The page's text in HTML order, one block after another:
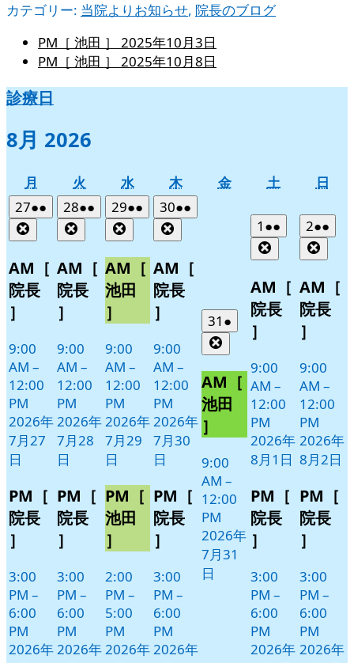
カテゴリー: 当院よりお知らせ, 院長のブログ
PM［ 池田 ］ 2025年10月3日
PM［ 池田 ］ 2025年10月8日
診療日
8月 2026
月
曜
日
火
曜
日
水水
曜
日
木木
曜
日
金金
土土
日
日
日
272026
年
7
月
27
日
●●
件
の
イ
ベ
ン
ト)
AM［
院長
］
9:00
AM –
12:00
PM
2026年
7月27
日
PM［
院長
］
3:00
PM –
6:00
PM
2026年
282026
年
7
月
28
日
●●
件
の
イ
ベ
ン
ト)
AM［
院長
］
9:00
AM –
12:00
PM
2026年
7月28
日
PM［
院長
］
3:00
PM –
6:00
PM
2026年
292026
年
7
月
29
日
●●
件
の
イ
ベ
ン
ト)
AM［
池田
］
9:00
AM –
12:00
PM
2026年
7月29
日
PM［
池田
］
2:00
PM –
5:00
PM
2026年
302026
年
7
月
30
日
●●
件
イ
ベ
AM［
院長
］
9:00
AM –
12:00
PM
2026年
7月30
日
PM［
院長
］
3:00
PM –
6:00
PM
2026年
31 2026
年
7
月
31
日
●
件
イ
ベ
ン
ト)
Close
AM［
池田
］
9:00
AM –
12:00
PM
2026年
7月31
日
1 2026
年
8
月
1
日
●●
件
イ
ベ
ン
AM［
院長
］
9:00
AM –
12:00
PM
2026年
8月1日
PM［
院長
］
3:00
PM –
6:00
PM
2026年
22026
年
8
月
2
日
●●
件
イ
ベ
ン
AM［
院長
］
9:00
AM –
12:00
PM
2026年
8月2日
PM［
院長
］
3:00
PM –
6:00
PM
2026年